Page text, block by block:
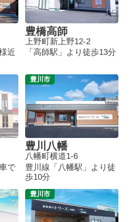
近
豊橋高師
上野町新上野12-2
「高師駅」より徒歩13分
で
豊川市
豊川八幡
八幡町横道1-6
豊川線「八幡駅」より徒
歩10分
豊川市